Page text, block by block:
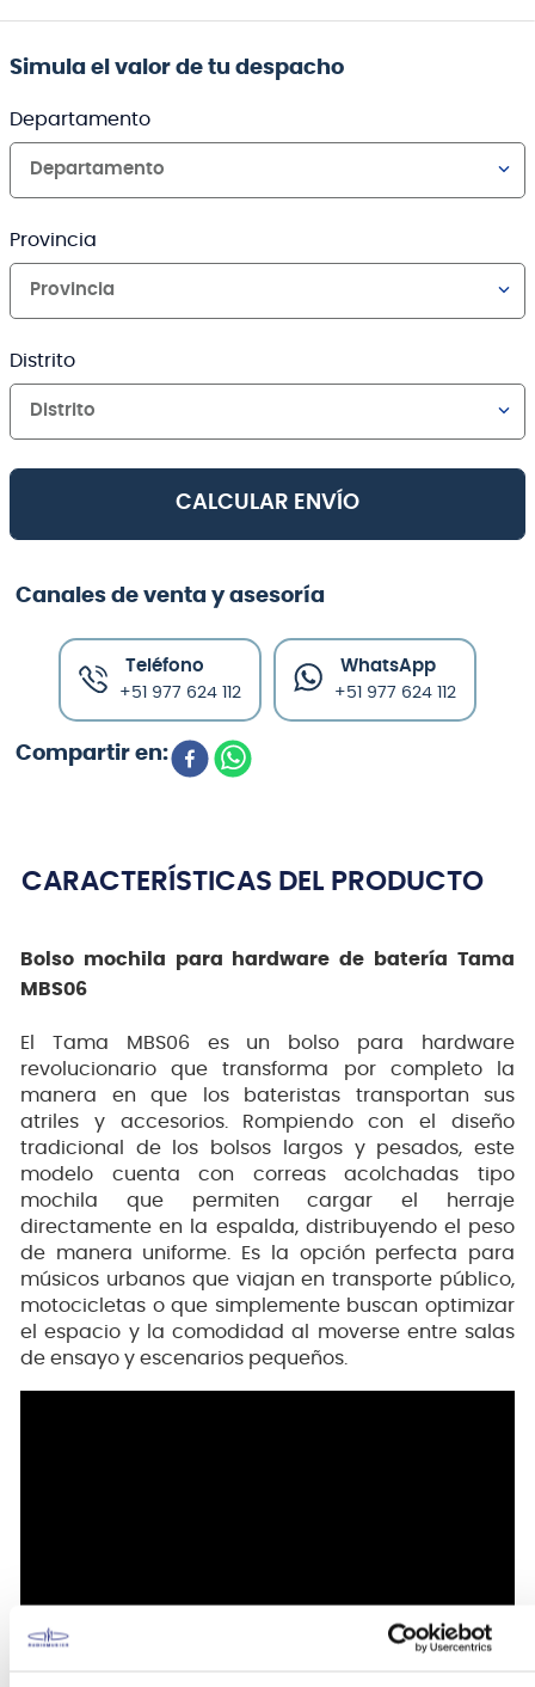
Simula el valor de tu despacho
Departamento
Departamento
Provincia
Provincia
Distrito
Distrito
CALCULAR ENVÍO
Canales de venta y asesoría
Teléfono
+51 977 624 112
WhatsApp
+51 977 624 112
CARACTERÍSTICAS DEL PRODUCTO
Bolso mochila para hardware de batería Tama
MBS06
El Tama MBS06 es un bolso para hardware
revolucionario que transforma por completo la
manera en que los bateristas transportan sus
atriles y accesorios. Rompiendo con el diseño
tradicional de los bolsos largos y pesados, este
modelo cuenta con correas acolchadas tipo
mochila que permiten cargar el herraje
directamente en la espalda, distribuyendo el peso
de manera uniforme. Es la opción perfecta para
músicos urbanos que viajan en transporte público,
motocicletas o que simplemente buscan optimizar
el espacio y la comodidad al moverse entre salas
de ensayo y escenarios pequeños.